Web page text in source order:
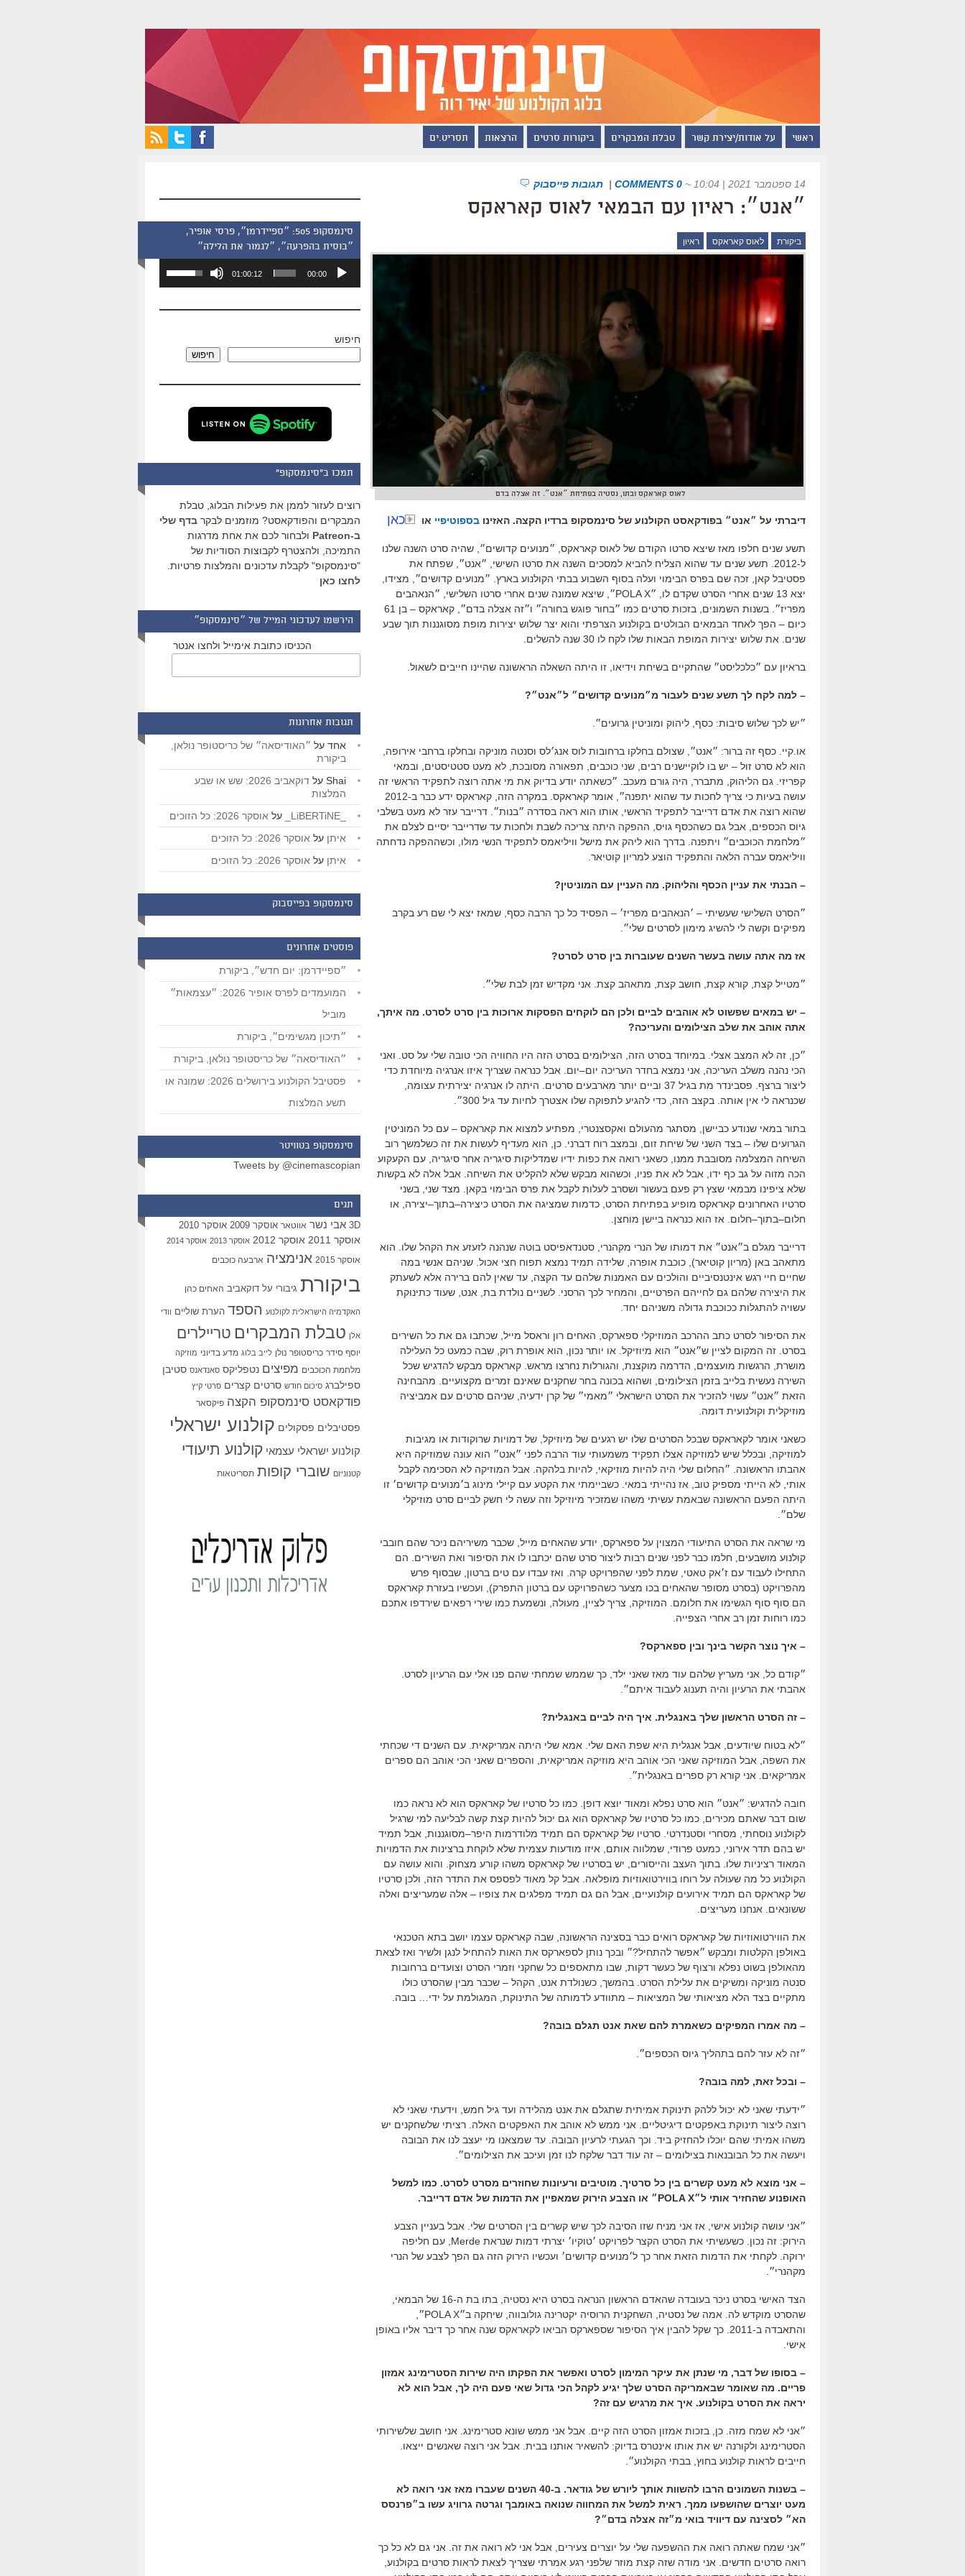
ראשי על אודות/יצירת קשר טבלת המבקרים ביקורות סרטים הרצאות תסריט.ים
14 ספטמבר 2021 | 10:04 ~
0 COMMENTS
| תגובות פייסבוק
״אנט״: ראיון עם הבמאי לאוס קאראקס
ביקורת לאוס קאראקס ראיון
לאוס קאראקס ובתו, נסטיה בפתיחת ״אנט״. זה אצלה בדם
דיברתי על ״אנט״ בפודקאסט הקולנוע של סינמסקופ ברדיו הקצה. האזינו בספוטיפיי או כאן
תשע שנים חלפו מאז שיצא סרטו הקודם של לאוס קאראקס, ״מנועים קדושים״, שהיה סרט השנה שלנו
ל-2012. תשע שנים עד שהוא הצליח להביא למסכים השנה את סרטו השישי, ״אנט״, שפתח את
פסטיבל קאן, זכה שם בפרס הבימוי ועלה בסוף השבוע בבתי הקולנוע בארץ. ״מנועים קדושים״, מצידו,
יצא 13 שנים אחרי הסרט שקדם לו, ״POLA X״, שיצא שמונה שנים אחרי סרטו השלישי, ״הנאהבים
מפריז״. בשנות השמונים, בזכות סרטים כמו ״בחור פוגש בחורה״ ו״זה אצלה בדם״, קאראקס – בן 61
כיום – הפך לאחד הבמאים הבולטים בקולנוע הצרפתי והוא יצר שלוש יצירות מופת מסוגננות תוך שבע
שנים. את שלוש יצירות המופת הבאות שלו לקח לו 30 שנה להשלים.
בראיון עם ״כלכליסט״ שהתקיים בשיחת וידיאו, זו היתה השאלה הראשונה שהיינו חייבים לשאול.
– למה לקח לך תשע שנים לעבור מ״מנועים קדושים״ ל״אנט״?
״יש לכך שלוש סיבות: כסף, ליהוק ומוניטין גרועים״.
או.קיי. כסף זה ברור: ״אנט״, שצולם בחלקו ברחובות לוס אנג׳לס וסנטה מוניקה ובחלקו ברחבי אירופה,
הוא לא סרט זול – יש בו לוקיישנים רבים, שני כוכבים, תפאורה מסובכת, לא מעט סטטיסטים, ובמאי
קפריזי. גם הליהוק, מתברר, היה גורם מעכב. ״כשאתה יודע בדיוק את מי אתה רוצה לתפקיד הראשי זה
עושה בעיות כי צריך לחכות עד שהוא יתפנה״, אומר קאראקס. במקרה הזה, קאראקס ידע כבר ב-2012
שהוא רוצה את אדם דרייבר לתפקיד הראשי, אותו הוא ראה בסדרה ״בנות״. דרייבר עזר לא מעט בשלבי
גיוס הכספים, אבל גם כשהכסף גויס, ההפקה היתה צריכה לשבת ולחכות עד שדרייבר יסיים לצלם את
״מלחמת הכוכבים״ ויתפנה. בדרך הוא ליהק את מישל וויליאמס לתפקיד הנשי מולו, וכשההפקה נדחתה
וויליאמס עברה הלאה והתפקיד הוצע למריון קוטיאר.
– הבנתי את עניין הכסף והליהוק. מה העניין עם המוניטין?
״הסרט השלישי שעשיתי – ׳הנאהבים מפריז׳ – הפסיד כל כך הרבה כסף, שמאז יצא לי שם רע בקרב
מפיקים וקשה לי להשיג מימון לסרטים שלי״.
אז מה אתה עושה בעשר השנים שעוברות בין סרט לסרט?
״מטייל קצת, קורא קצת, חושב קצת, מתאהב קצת. אני מקדיש זמן לבת שלי״.
– יש במאים שפשוט לא אוהבים לביים ולכן הם לוקחים הפסקות ארוכות בין סרט לסרט. מה איתך,
אתה אוהב את שלב הצילומים והעריכה?
״כן, זה לא המצב אצלי. במיוחד בסרט הזה, הצילומים בסרט הזה היו החוויה הכי טובה שלי על סט. ואני
הכי נהנה משלב העריכה, אני נמצא בחדר העריכה יום–יום. אבל כנראה שצריך איזו אנרגיה מיוחדת כדי
ליצור ברצף. פסבינדר מת בגיל 37 וביים יותר מארבעים סרטים. היתה לו אנרגיה יצירתית עצומה,
שכנראה לי אין אותה. בקצב הזה, כדי להגיע לתפוקה שלו אצטרך לחיות עד גיל 300״.
בתור במאי שנודע כביישן, מסתגר מהעולם ואקסצנטרי, מפתיע למצוא את קאראקס – עם כל המוניטין
הגרועים שלו – בצד השני של שיחת זום, ובמצב רוח דברני. כן, הוא מעדיף לעשות את זה כשלמשך רוב
השיחה המצלמה מסובבת ממנו, כשאני רואה את כפות ידיו שמדליקות סיגריה אחר סיגריה, עם הקעקוע
הכה מזוה על גב כף ידו, אבל לא את פניו, וכשהוא מבקש שלא להקליט את השיחה. אבל אלה לא בקשות
שלא ציפינו מבמאי שצץ רק פעם בעשור ושסרב לעלות לקבל את פרס הבימוי בקאן. מצד שני, בשני
סרטיו האחרונים קאראקס מופיע בפתיחת הסרט, כדמות שמציגה את הסרט כיצירה–בתוך–יצירה, או
חלום–בתוך–חלום. אז הוא כנראה ביישן מוחצן.
דרייבר מגלם ב״אנט״ את דמותו של הנרי מקהנרי, סטנדאפיסט בוטה שנהנה לזעזע את הקהל שלו. הוא
מתאהב באן (מריון קוטיאר), כוכבת אופרה, שלידה תמיד נמצא תפוח חצי אכול. שניהם אנשי במה
שחיים חיי רגש אינטנסיביים והולכים עם האמנות שלהם עד הקצה, עד שאין להם ברירה אלא לשעתק
את היצירה שלהם גם לחייהם הפרטיים, והמחיר לכך הרסני. לשניים נולדת בת, אנט, שעוד כתינוקת
עשויה להתגלות ככוכבת גדולה משניהם יחד.
את הסיפור לסרט כתב ההרכב המוזיקלי ספארקס, האחים רון וראסל מייל, שכתבו גם את כל השירים
בסרט. זה המקום לציין ש״אנט״ הוא מיוזיקל. או יותר נכון, הוא אופרת רוק, שבה כמעט כל העלילה
מושרת, הרגשות מועצמים, הדרמה מוקצנת, והגורלות נחרצו מראש. קאראקס מבקש להדגיש שכל
השירה נעשית בלייב בזמן הצילומים, ושהוא בכונה בחר שחקנים שאינם זמרים מקצועיים. מהבחינה
הזאת ״אנט״ עשוי להזכיר את הסרט הישראלי ״מאמי״ של קרן ידעיה, שניהם סרטים עם אמביציה
מוזיקלית וקולנועית דומה.
כשאני אומר לקאראקס שבכל הסרטים שלו יש רגעים של מיוזיקל, של דמויות שרוקודות או מגיבות
למוזיקה, ובכלל שיש למוזיקה אצלו תפקיד משמעותי עוד הרבה לפני ״אנט״ הוא עונה שמוזיקה היא
אהבתו הראשונה. ״החלום שלי היה להיות מוזיקאי, להיות בלהקה. אבל המוזיקה לא הסכימה לקבל
אותי, לא הייתי מספיק טוב, אז נהייתי במאי. כשביימתי את הקטע עם קיילי מינוג ב׳מנועים קדושים׳ זו
היתה הפעם הראשונה שבאמת עשיתי משהו שמזכיר מיוזיקל וזה עשה לי חשק לביים סרט מוזיקלי
שלם״.
מי שראה את הסרט התיעודי המצוין על ספארקס, יודע שהאחים מייל, שכבר משיריהם ניכר שהם חובבי
קולנוע מושבעים, חלמו כבר לפני שנים רבות ליצור סרט שהם יכתבו לו את הסיפור ואת השירים. הם
התחילו לעבוד עם ז׳אק טאטי, שמת לפני שהפרויקט קרה. ואז עבדו עם טים ברטון, שבסוף פרש
מהפרויקט (בסרט מסופר שהאחים בכו מצער כשהפרויקט עם ברטון התפרק), ועכשיו בעזרת קאראקס
הם סוף סוף הגשימו את חלומם. המוזיקה, צריך לציין, מעולה, ונשמעת כמו שירי רפאים שירדפו אתכם
כמו רוחות זמן רב אחרי הצפייה.
– איך נוצר הקשר בינך ובין ספארקס?
״קודם כל, אני מעריץ שלהם עוד מאז שאני ילד, כך שממש שמחתי שהם פנו אלי עם הרעיון לסרט.
אהבתי את הרעיון והיה תענוג לעבוד איתם״.
– זה הסרט הראשון שלך באנגלית. איך היה לביים באנגלית?
״לא בטוח שיודעים, אבל אנגלית היא שפת האם שלי. אמא שלי היתה אמריקאית. עם השנים די שכחתי
את השפה, אבל המוזיקה שאני הכי אוהב היא מוזיקה אמריקאית, והספרים שאני הכי אוהב הם ספרים
אמריקאים. אני קורא רק ספרים באנגלית״.
חובה להדגיש: ״אנט״ הוא סרט נפלא ומאוד יוצא דופן. כמו כל סרטיו של קאראקס הוא לא נראה כמו
שום דבר שאתם מכירים, כמו כל סרטיו של קאראקס הוא גם יכול להיות קצת קשה לבליעה למי שרגיל
לקולנוע נוסחתי, מסחרי וסטנדרטי. סרטיו של קאראקס הם תמיד מלודרמות היפר–מסוגננות, אבל תמיד
יש בהם תדר אירוני, כמעט פרודי, שמלווה אותם, איזו מודעות עצמית שלא לוקחת ברצינות את הדמויות
המאוד רציניות שלו. בתוך העצב והייסורים, יש בסרטיו של קאראקס משהו קורע מצחוק. והוא עושה עם
הקולנוע כל מה שעולה על רוחו בווירטואוזיות מופלאה. אבל קל מאוד לפספס את התדר הזה, ולכן סרטיו
של קאראקס הם תמיד אירועים קולנועיים, אבל הם גם תמיד מפלגים את צופיו – אלה שמעריצים ואלה
ששונאים. אנחנו מעריצים.
את הווירטואוזיות של קאראקס רואים כבר בסצינה הראשונה, שבה קאראקס עצמו יושב בתא הטכנאי
באולפן הקלטות ומבקש ״אפשר להתחיל?״ ובכך נותן לספארקס את האות להתחיל לנגן ולשיר ואז לצאת
מהאולפן בשוט נפלא ורצוף של כעשר דקות, שבו מתאספים כל שחקני וזמרי הסרט וצועדים ברחובות
סנטה מוניקה ומשיקים את עלילת הסרט. בהמשך, כשנולדת אנט, הקהל – שכבר מבין שהסרט כולו
מתקיים בצד הלא מציאותי של המציאות – מתוודע לדמותה של התינוקת, המגולמת על ידי… בובה.
– מה אמרו המפיקים כשאמרת להם שאת אנט תגלם בובה?
״זה לא עזר להם בתהליך גיוס הכספים״.
– ובכל זאת, למה בובה?
״ידעתי שאני לא יכול ללהק תינוקת אמיתית שתגלם את אנט מהלידה ועד גיל חמש, וידעתי שאני לא
רוצה ליצור תינוקת באפקטים דיגיטליים. אני ממש לא אוהב את האפקטים האלה. רציתי שלשחקנים יש
משהו אמיתי שהם יוכלו להחזיק ביד. וכך הגעתי לרעיון הבובה. עד שמצאנו מי יעצב לנו את הבובה
ויעשה את כל הבובנאות בצילומים – זה עוד דבר שלקח לנו זמן ועיכב את הצילומים״.
– אני מוצא לא מעט קשרים בין כל סרטיך. מוטיבים ורעיונות שחוזרים מסרט לסרט. כמו למשל
האופנוע שהחזיר אותי ל״POLA X״ או הצבע הירוק שמאפיין את הדמות של אדם דרייבר.
״אני עושה קולנוע אישי, אז אני מניח שזו הסיבה לכך שיש קשרים בין הסרטים שלי. אבל בעניין הצבע
הירוק: זה נכון. כשעשיתי את הסרט הקצר לפרויקט ׳טוקיו׳ יצרתי דמות שנראת Merde, עם חליפה
ירוקה. לקחתי את הדמות הזאת אחר כך ל׳מנועים קדושים׳ ועכשיו הירוק הזה גם הפך לצבע של הנרי
מקהנרי״.
הצד האישי בסרט ניכר בעובדה שהאדם הראשון הנראה בסרט היא נסטיה, בתו בת ה-16 של הבמאי,
שהסרט מוקדש לה. אמה של נסטיה, השחקנית הרוסיה יקטרינה גולובווה, שיחקה ב״POLA X״,
והתאבדה ב-2011.
כך שקל להבין איך הסיפור שספארקס הביאו לקאראקס שנה אחר כך דיבר אליו באופן
אישי.
– בסופו של דבר, מי שנתן את עיקר המימון לסרט ואפשר את הפקתו היה שירות הסטרימינג אמזון
פריים. מה שאומר שבאמריקה הסרט שלך יגיע לקהל הכי גדול שאי פעם היה לך, אבל הוא לא
יראה את הסרט בקולנוע. איך את מרגיש עם זה?
״אני לא שמח מזה. כן, בזכות אמזון הסרט הזה קיים. אבל אני ממש שונא סטרימינג. אני חושב שלשירותי
הסטרימינג ולקורנה יש את אותו אינטרס בדיוק: להשאיר אותנו בבית. אבל אני רוצה שאנשים ייצאו.
חייבים לראות קולנוע בחוץ, בבתי הקולנוע״.
– בשנות השמונים הרבו להשוות אותך ליורש של גודאר. ב-40
השנים שעברו מאז אני רואה לא
מעט יוצרים שהושפעו ממך. ראית למשל את המחווה שנואה באומבך וגרטה גרוויג עשו ב״פרנסס
הא״ לסצינה עם דיוויד בואי מ״זה אצלה בדם״?
״אני שמח שאתה רואה את ההשפעה שלי על יוצרים צעירים, אבל אני לא רואה את זה. אני גם לא כל כך
רואה סרטים חדשים. אני מודה שזה קצת מוזר שלפני רגע אמרתי שצריך לצאת לראות סרטים בקולנוע,
סינמסקופ 505: ״ספיידרמן״, פרסי אופיר,
״בוסית בהפרעה״, ״לגמור את הלילה״
אודיו
00:00
01:00:12
השתמש
כדי
שמע.
חיפוש
חיפוש
תמכו ב"סינמסקופ"
רוצים לעזור לממן את פעילות הבלוג, טבלת
המבקרים והפודקאסט? מוזמנים לבקר בדף שלי
ב-Patreon
ולבחור לכם את אחת מדרגות
התמיכה, ולהצטרף לקבוצות הסודיות של
"סינמסקופ" לקבלת עדכונים והמלצות פרטיות.
לחצו כאן
הירשמו לעדכוני המייל של ״סינמסקופ״
הכניסו כתובת אימייל ולחצו אנטר
תגובות אחרונות
אחד על ״האודיסאה״ של כריסטופר נולאן,
ביקורת
Shai על
דוקאביב 2026: שש או שבע
המלצות
על אוסקר 2026: כל הזוכים
איתן על אוסקר 2026: כל הזוכים
איתן על אוסקר 2026: כל הזוכים
סינמסקופ בפייסבוק
פוסטים אחרונים
״ספיידרמן: יום חדש״, ביקורת
המועמדים לפרס אופיר 2026: ״עצמאות״
מוביל
״תיכון מגשימים״, ביקורת
״האודיסאה״ של כריסטופר נולאן, ביקורת
פסטיבל הקולנוע בירושלים 2026: שמונה או
תשע המלצות
סינמסקופ בטוויטר
Tweets by @cinemascopian
תגים
3D אבי נשר אווטאר אוסקר 2009 אוסקר 2010
אוסקר 2011 אוסקר 2012 אוסקר 2013 אוסקר 2014
אוסקר 2015 אנימציה ארבעה כוכבים
ביקורת גיבורי על דוקאביב האחים כהן
האקדמיה הישראלית לקולנוע הספד הערת שוליים וודי
אלן טבלת המבקרים טריילרים
יוסף סידר כריסטופר נולן לייב בלוג מדע בדיוני מוזיקה
מלחמת הכוכבים מפיצים נטפליקס סאנדאנס סטיבן
ספילברג סיכום חודש סרטים קצרים סרטי קיץ
פודקאסט סינמסקופ הקצה פיקסאר
פסטיבלים פסקולים קולנוע ישראלי
קולנוע ישראלי עצמאי קולנוע תיעודי
קטנוניזם שוברי קופות תסריטאות